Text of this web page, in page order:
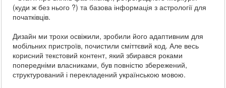
(куди ж без нього ?) та базова інформація з астрології для
початківців.
Дизайн ми трохи освіжили, зробили його адаптивним для
мобільних пристроїв, почистили сміттєвий код. Але весь
корисний текстовий контент, який збирався роками
попередніми власниками, був повністю збережений,
структурований і перекладений українською мовою.